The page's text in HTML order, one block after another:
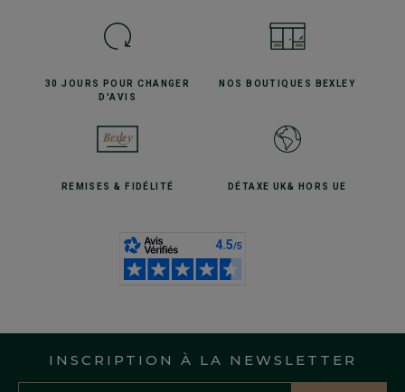
30 JOURS POURCHANGER
D'AVIS
NOS BOUTIQUES BEXLEY
REMISES& FIDÉLITÉ DÉTAXE UK& HORS UE
INSCRIPTION À LA NEWSLETTER